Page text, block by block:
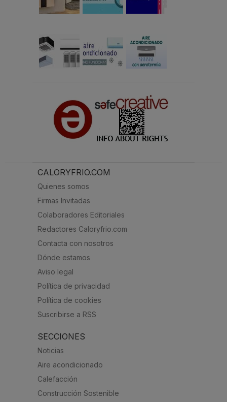
CALORYFRIO.COM
Quienes somos
Firmas Invitadas
Colaboradores Editoriales
Redactores Caloryfrio.com
Contacta con nosotros
Dónde estamos
Aviso legal
Política de privacidad
Política de cookies
Suscribirse a RSS
SECCIONES
Noticias
Aire acondicionado
Calefacción
Construcción Sostenible